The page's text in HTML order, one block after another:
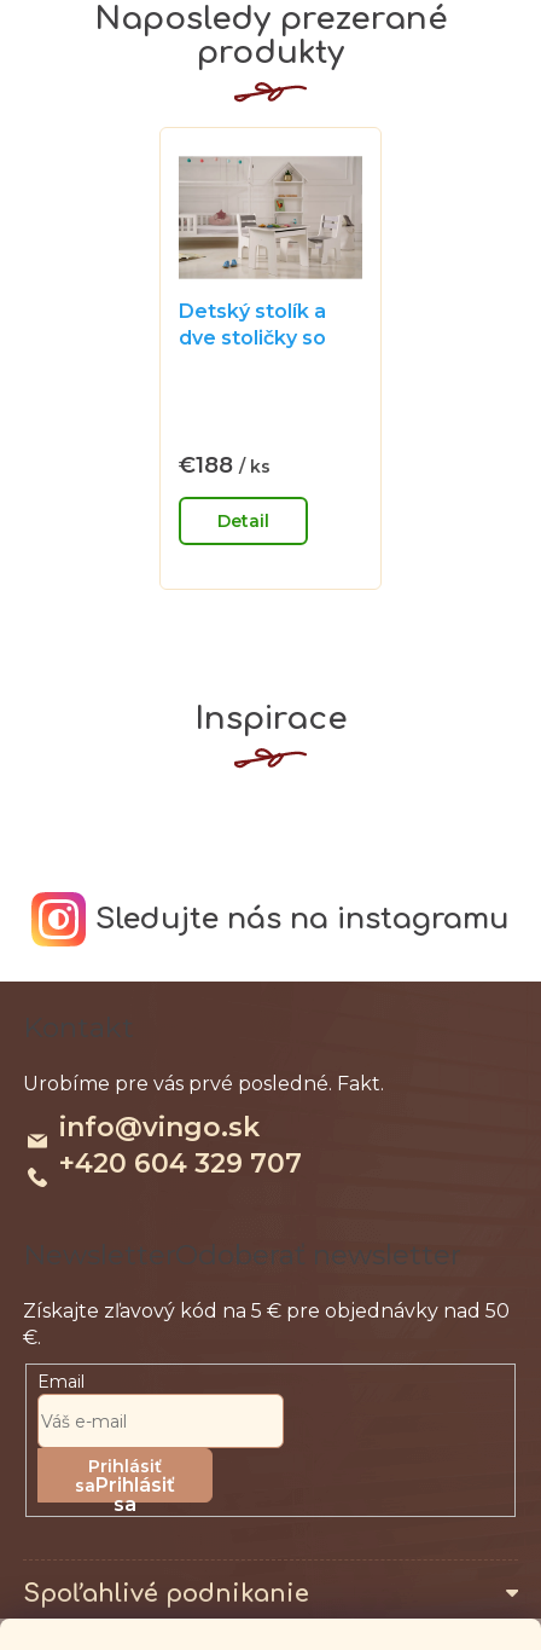
Naposledy prezerané
produkty
Detský stolík a
dve stoličky so
je
z
€188/ ks
cena:Detail
Inspirace
Sledujte nás na instagramu
info@vingo.sk
+420 604 329 707
Odoberať newsletter
Email
Prihlásiť
sa
Spoľahlivé podnikanie